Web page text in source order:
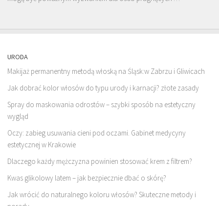
URODA
Makijaż permanentny metodą włoską na Śląsk:w Zabrzu i Gliwicach
Jak dobrać kolor włosów do typu urody i karnacji? złote zasady
Spray do maskowania odrostów – szybki sposób na estetyczny
wygląd
Oczy: zabieg usuwania cieni pod oczami. Gabinet medycyny
estetycznej w Krakowie
Dlaczego każdy mężczyzna powinien stosować krem z filtrem?
Kwas glikolowy latem – jak bezpiecznie dbać o skórę?
Jak wrócić do naturalnego koloru włosów? Skuteczne metody i